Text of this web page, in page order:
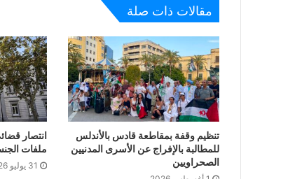
مقالات ذات صلة
تنظيم وقفة بمقاطعة قادس بالأندلس
للمطالبة بالإفراج عن الأسرى المدنيين
الصحراويين
انتصار
ملفات
31 يوليو 2026